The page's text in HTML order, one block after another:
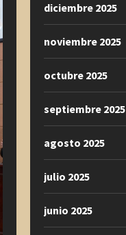
diciembre 2025
noviembre 2025
octubre 2025
septiembre 2025
agosto 2025
julio 2025
junio 2025